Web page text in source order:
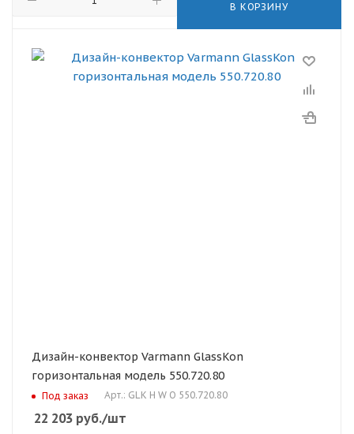
В КОРЗИНУ
Дизайн-конвектор Varmann GlassKon
горизонтальная модель 550.720.80
Под заказ Арт.: GLK H W O 550.720.80
22 203 руб./шт